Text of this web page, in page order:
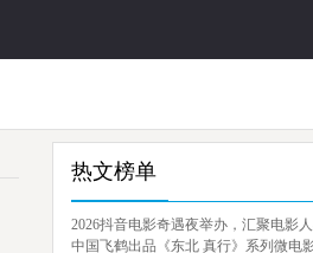
热文榜单
2026抖音电影奇遇夜举办，汇聚电影人
中国飞鹤出品《东北 真行》系列微电